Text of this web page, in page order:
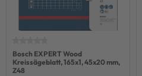
Bosch EXPERT Wood
Kreissägeblatt, 165x1, 45x20 mm,
Z48